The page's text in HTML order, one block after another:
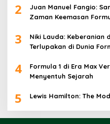
2
Juan Manuel Fangio:
Zaman Keemasan
3
Niki Lauda: Keberanian
Terlupakan di Dunia
4
Formula 1 di Era Max
Menyentuh Sejarah
5 Lewis Hamilton: The